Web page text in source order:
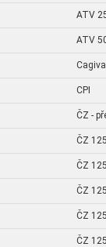
ATV
ATV
Cagiva
CPI
ČZ -
ČZ
ČZ
ČZ
ČZ
ČZ